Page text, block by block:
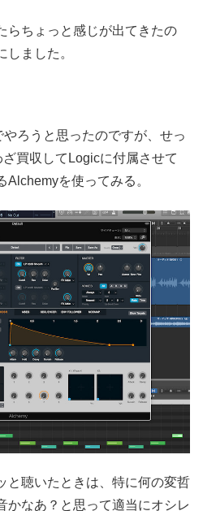
らちょっと感じが出てきたの
ました。
ろうと思ったのですが、せっ
買収してLogicに付属させて
Alchemyを使ってみる。
と聴いたときは、特に何の変哲
かなあ？と思って適当にオシレ